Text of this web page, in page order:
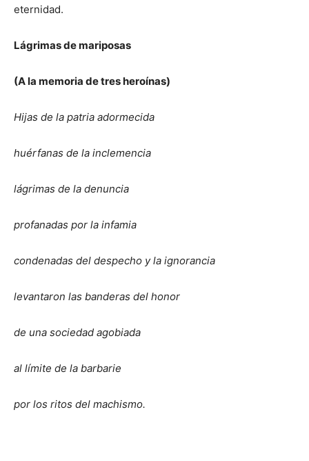
eternidad.
Lágrimasde mariposas
(A la memoria de tres heroínas)
Hijas de la patria adormecida
huérfanas de la inclemencia
lágrimas de la denuncia
profanadas por la infamia
condenadas del despecho y la ignorancia
levantaron las banderas del honor
de una sociedad agobiada
al límite de la barbarie
por los ritos del machismo.